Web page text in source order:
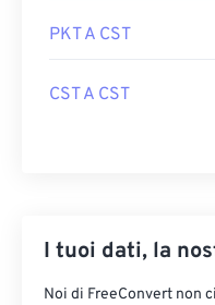
PKT A CST
CST A CST
I tuoi dati, la
Noi di FreeConvert non